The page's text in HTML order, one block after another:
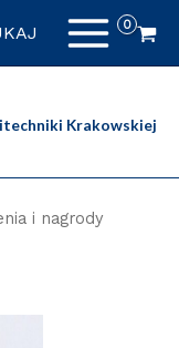
Krakowskiej
i nagrody